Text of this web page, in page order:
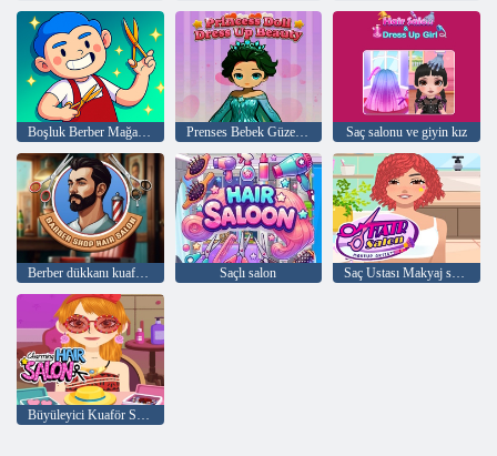
Prenses Bebek Güzel Giyin Saç salonu ve giyin kız
Berber dükkanı kuaför salonu sim Saçlı salon Saç Ustası Makyaj sanatçısı